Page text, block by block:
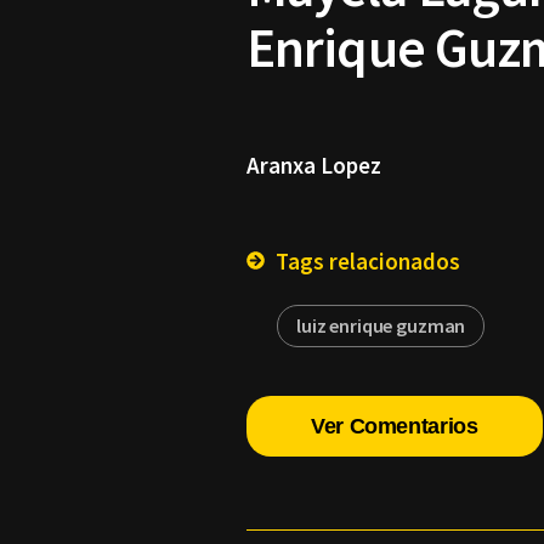
Enrique
Aranxa Lopez
Tags relacionados
luiz enrique guzman
Ver Comentarios